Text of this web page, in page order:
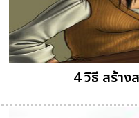
4 วิธี สร้าง